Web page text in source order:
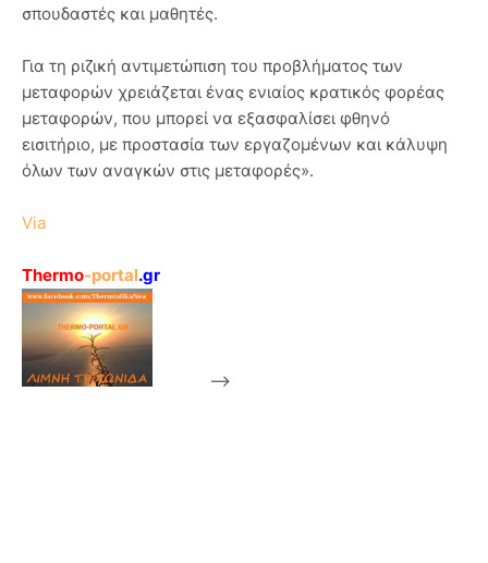
σπουδαστές και μαθητές.
Για τη ριζική αντιμετώπιση του προβλήματος των
μεταφορών χρειάζεται ένας ενιαίος κρατικός φορέας
μεταφορών, που μπορεί να εξασφαλίσει φθηνό
εισιτήριο, με προστασία των εργαζομένων και κάλυψη
όλων των αναγκών στις μεταφορές».
Via
Thermo-portal.gr
-->